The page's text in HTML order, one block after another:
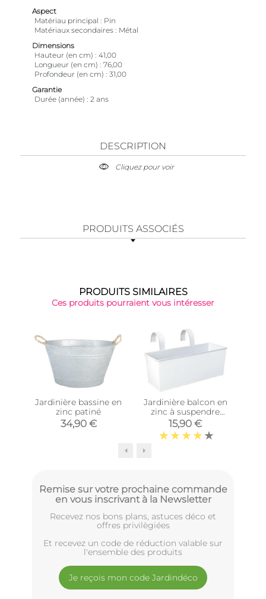
Aspect
Matériau principal
Pin
Matériaux secondaires
Métal
Dimensions
Hauteur (en cm)
41,00
Longueur (en cm)
76,00
Profondeur (en cm)
31,00
Garantie
Durée (année)
2 ans
DESCRIPTION
Cliquez pour voir
PRODUITS ASSOCIÉS
PRODUITS SIMILAIRES
Ces produits pourraient vous intéresser
Jardinière bassine en
zinc patiné
34,90 €
Jardinière balcon en
zinc à suspendre
(Blanc)
15,90 €
Remise sur votre prochaine commande
en vous inscrivant à la Newsletter
Recevez nos bons plans, astuces déco et
offres privilègiées
Et recevez un code de réduction valable sur
l'ensemble des produits
Je reçois mon code Jardindéco